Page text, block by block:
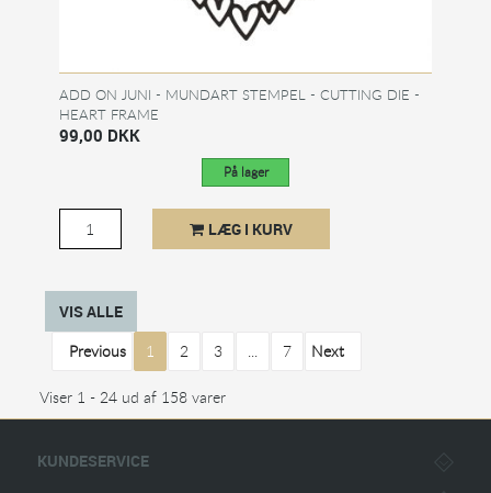
ADD ON JUNI - MUNDART STEMPEL - CUTTING DIE -
HEART FRAME
99,00 DKK
På lager
LÆG I KURV
VIS ALLE
Previous
1 2 3 7 Next
Viser 1 - 24 ud af 158 varer
KUNDESERVICE